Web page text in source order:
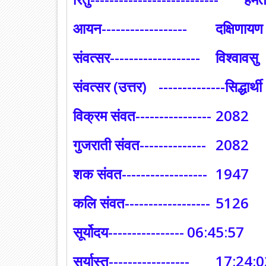
आयन---------------‐--
दक्षिणायण
संवत्सर-------------------
विश्वावसु
संवत्सर (उत्तर)
--------------सिद्धार्थी
विक्रम संवत---------------- 2082
गुजराती संवत-------------- 2082
शक संवत-‐---------------- 1947
कलि संवत------------------ 5126
सूर्योदय---------------- 06:45:57
सूर्यास्त-----------------